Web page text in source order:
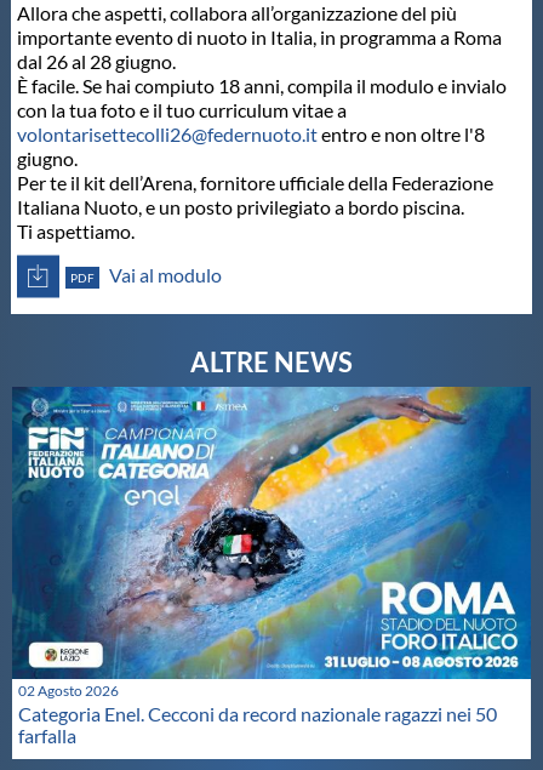
Propaganda
Centri Federali
Area Legislativa
Protezione Civile
Sostenibilità
Privacy
Cookie Policy
Archivio News
Flash News
Allora che aspetti, collabora all’organizzazione del più
importante evento di nuoto in Italia, in programma a Roma
dal 26 al 28 giugno.
È facile. Se hai compiuto 18 anni, compila il modulo e invialo
con la tua foto e il tuo curriculum vitae a
volontarisettecolli26@federnuoto.itentro e non oltre l'8
giugno.
Per te il kit dell’Arena, fornitore ufficiale della Federazione
Italiana Nuoto, e un posto privilegiato a bordo piscina.
Ti aspettiamo.
PDF Vai al modulo
02 Agosto 2026
Categoria Enel. Cecconi da record nazionale ragazzi nei 50
farfalla